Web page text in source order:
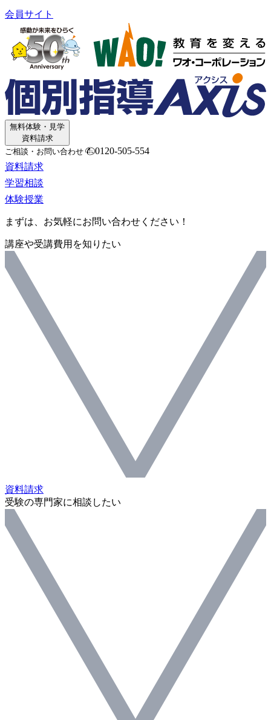
会員サイト
無料体験・見学
資料請求
ご相談・お問い合わせ
0120-505-554
資料請求
学習相談
体験授業
まずは、お気軽にお問い合わせください！
講座や受講費用を知りたい
資料請求
受験の専門家に相談したい